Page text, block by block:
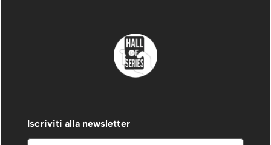
Iscriviti alla newsletter